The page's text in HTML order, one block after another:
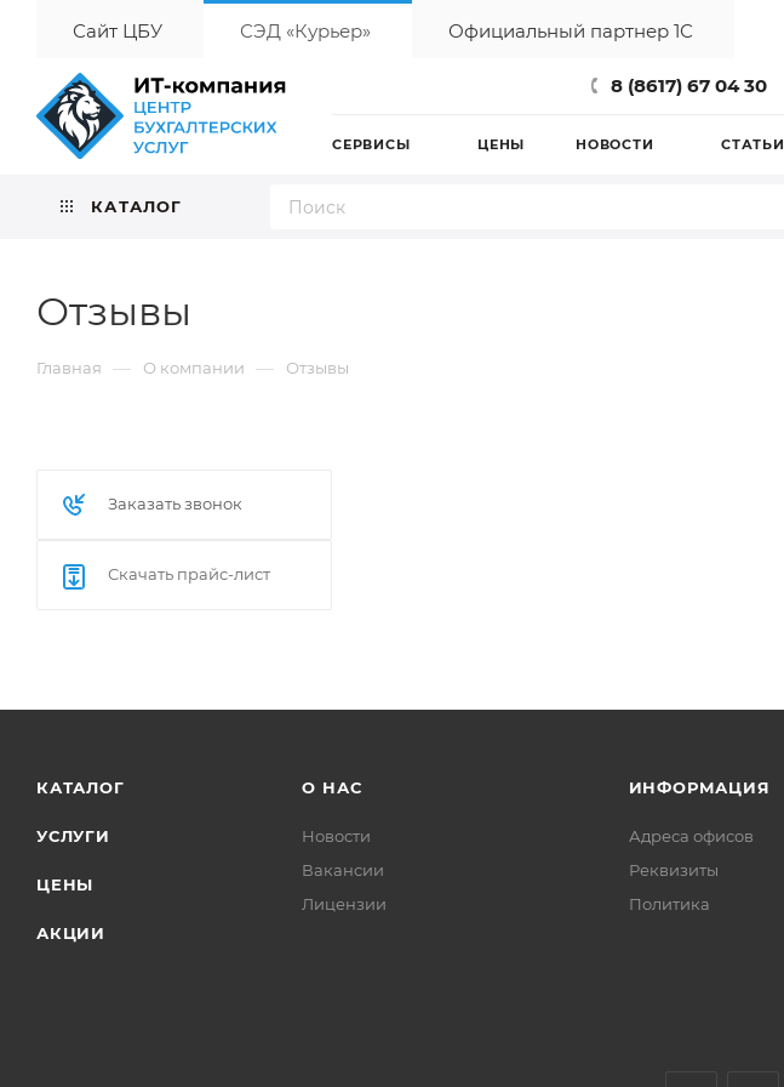
Сайт ЦБУ СЭД «Курьер» Официальный партнер 1С
8 (8617) 67 04 30
СЕРВИСЫ ЦЕНЫ НОВОСТИ СТАТЬИ
КАТАЛОГ
Отзывы
Главная — О компании — Отзывы
Заказать звонок
Скачать прайс-лист
КАТАЛОГ
УСЛУГИ
ЦЕНЫ
АКЦИИ
О НАС
Новости
Вакансии
Лицензии
ИНФОРМАЦИЯ
Адреса офисов
Реквизиты
Политика